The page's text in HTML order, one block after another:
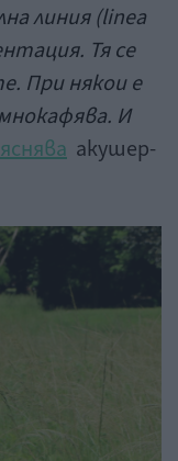
линия (linea
Тя се
При някои е
И
акушер-